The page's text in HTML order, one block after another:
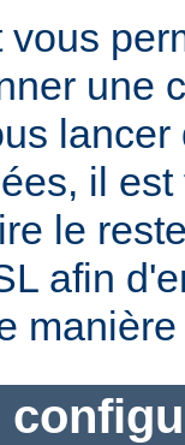
une
il est
le
afin